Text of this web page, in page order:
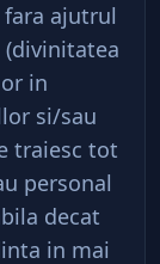
ajutrul
in
si/sau
traiesc tot
personal
decat
in mai